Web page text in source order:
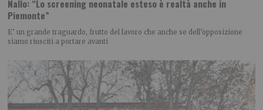
Nallo: “Lo screening neonatale esteso è realtà anche in
Piemonte”
E’ un grande traguardo, frutto del lavoro che anche se dell’opposizione
siamo riusciti a portare avanti